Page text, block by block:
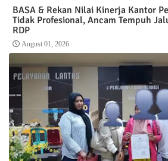
BASA & Rekan Nilai Kinerja Kantor
Tidak Profesional, Ancam Tempuh
RDP
August 01, 2026